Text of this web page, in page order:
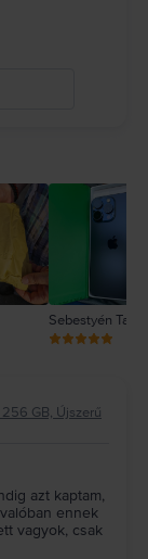
ios
Sebestyén
GB, Újszerű
azt kaptam,
ennek
vagyok, csak